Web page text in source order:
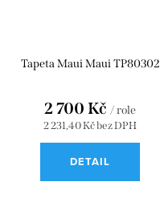
Tapeta Maui Maui TP80302
2 231,40 Kč bez DPH
2 700 Kč / role
DETAIL